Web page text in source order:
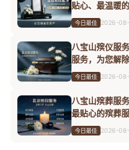
贴心、最温暖
今日最佳 2026-
八宝山殡仪服
服务，为您解
今日最佳 2026-
八宝山殡葬服
最贴心的殡葬
今日最佳 2026-